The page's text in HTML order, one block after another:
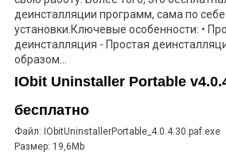
деинсталляции программ, сама по
установки.Ключевые особенности: •
деинсталляция - Простая
образом...
IObit Uninstaller Portable
бесплатно
Файл: IObitUninstallerPortable_4.0.4.30.paf.exe
Размер: 19,6Mb